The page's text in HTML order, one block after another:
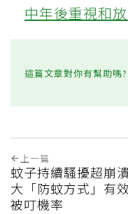
中年後重視和
這篇文章對你有幫助嗎?
上一篇
蚊子持續騷擾超崩
大「防蚊方式」有
被叮機率